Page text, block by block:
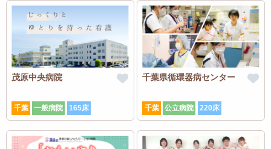
茂原中央病院
千葉 一般病院 165床
千葉県循環器病センター
千葉 公立病院 220床